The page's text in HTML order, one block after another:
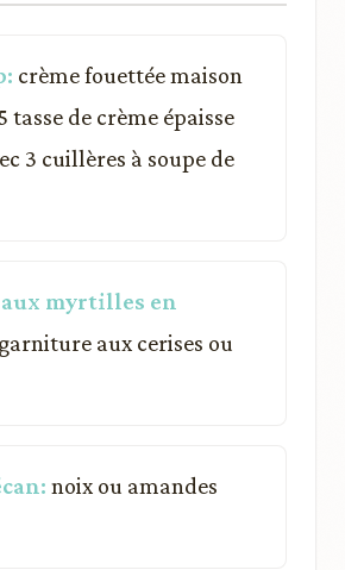
crème fouettée maison
tasse de crème épaisse
3 cuillères à soupe de
myrtilles en
garniture aux cerises ou
noix ou amandes